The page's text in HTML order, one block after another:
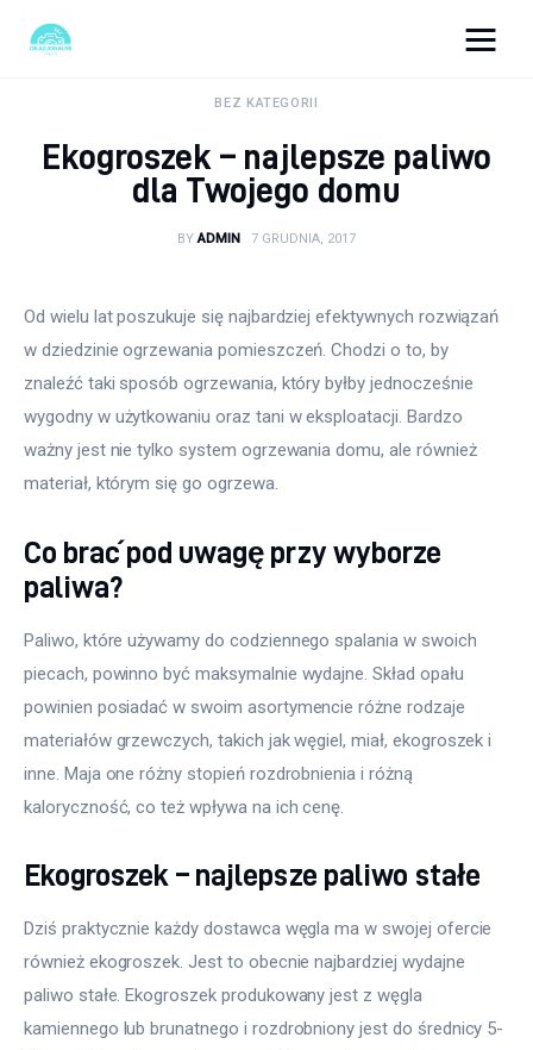
Turystyka
Uroda
Zdrowie
Więcej
BEZ KATEGORII
Ekogroszek – najlepsze paliwo
dla Twojego domu
BY ADMIN 7 GRUDNIA, 2017
Od wielu lat poszukuje się najbardziej efektywnych rozwiązań
w dziedzinie ogrzewania pomieszczeń. Chodzi o to, by
znaleźć taki sposób ogrzewania, który byłby jednocześnie
wygodny w użytkowaniu oraz tani w eksploatacji. Bardzo
ważny jest nie tylko system ogrzewania domu, ale również
materiał, którym się go ogrzewa.
Co brać pod uwagę przy wyborze
paliwa?
Paliwo, które używamy do codziennego spalania w swoich
piecach, powinno być maksymalnie wydajne. Skład opału
powinien posiadać w swoim asortymencie różne rodzaje
materiałów grzewczych, takich jak węgiel, miał, ekogroszek i
inne. Maja one różny stopień rozdrobnienia i różną
kaloryczność, co też wpływa na ich cenę.
Ekogroszek – najlepsze paliwo stałe
Dziś praktycznie każdy dostawca węgla ma w swojej ofercie
również ekogroszek. Jest to obecnie najbardziej wydajne
paliwo stałe. Ekogroszek produkowany jest z węgla
kamiennego lub brunatnego i rozdrobniony jest do średnicy 5-